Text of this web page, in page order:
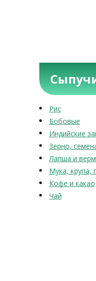
Рис
Бобовые
Индийские
Зерно,
Лапша и
Мука, крупа,
Кофе и какао
Чай